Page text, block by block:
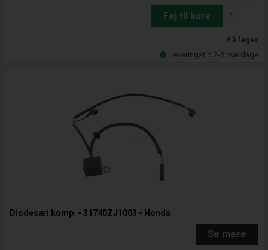
Føj til kurv
På lager
Leveringstid 2-3 hverdage
Diodesæt komp. - 31740ZJ1003 - Honda
Se mere